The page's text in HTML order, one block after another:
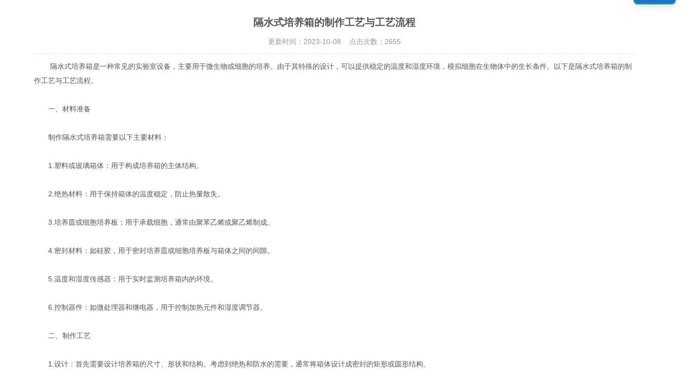
隔水式培养箱的制作工艺与工艺流程
更新时间：2023-10-08 点击次数：2655
隔水式培养箱是一种常见的实验室设备，主要用于微生物或细胞的培养。由于其特殊的设计，可以提供稳定的温度和湿度环境，模拟细胞在生物体中的生长条件。以下是隔水式培养箱的制
作工艺与工艺流程。
一、材料准备
制作隔水式培养箱需要以下主要材料：
1.塑料或玻璃箱体：用于构成培养箱的主体结构。
2.绝热材料：用于保持箱体的温度稳定，防止热量散失。
3.培养皿或细胞培养板：用于承载细胞，通常由聚苯乙烯或聚乙烯制成。
4.密封材料：如硅胶，用于密封培养皿或细胞培养板与箱体之间的间隙。
5.温度和湿度传感器：用于实时监测培养箱内的环境。
6.控制器件：如微处理器和继电器，用于控制加热元件和湿度调节器。
二、制作工艺
1.设计：首先需要设计培养箱的尺寸、形状和结构。考虑到绝热和防水的需要，通常将箱体设计成密封的矩形或圆形结构。